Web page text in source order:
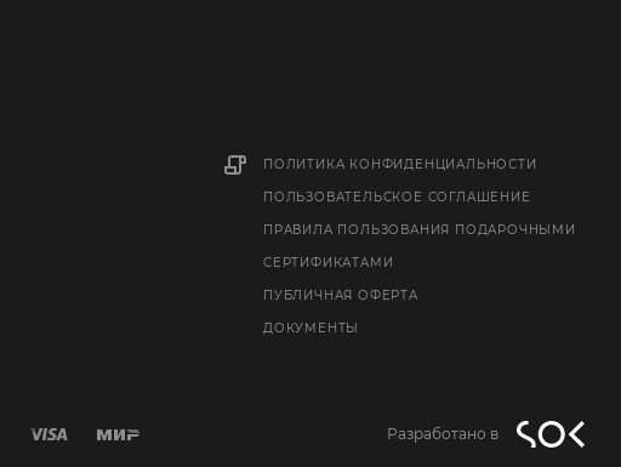
ПОЛИТИКА КОНФИДЕНЦИАЛЬНОСТИ
ПОЛЬЗОВАТЕЛЬСКОЕ СОГЛАШЕНИЕ
ПРАВИЛА ПОЛЬЗОВАНИЯ ПОДАРОЧНЫМИ
СЕРТИФИКАТАМИ
ПУБЛИЧНАЯ ОФЕРТА
ДОКУМЕНТЫ
Разработано в